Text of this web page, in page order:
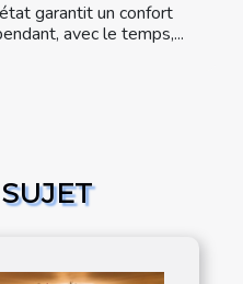
garantit un confort
avec le temps,...